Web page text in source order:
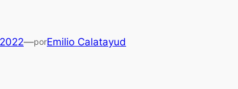
—porEmilio Calatayud